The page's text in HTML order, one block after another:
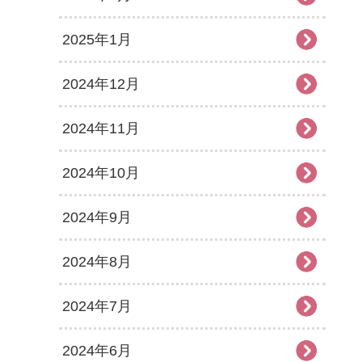
2025年1月
2024年12月
2024年11月
2024年10月
2024年9月
2024年8月
2024年7月
2024年6月